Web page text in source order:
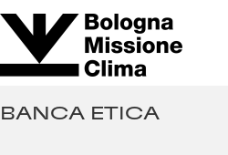
BANCA ETICA